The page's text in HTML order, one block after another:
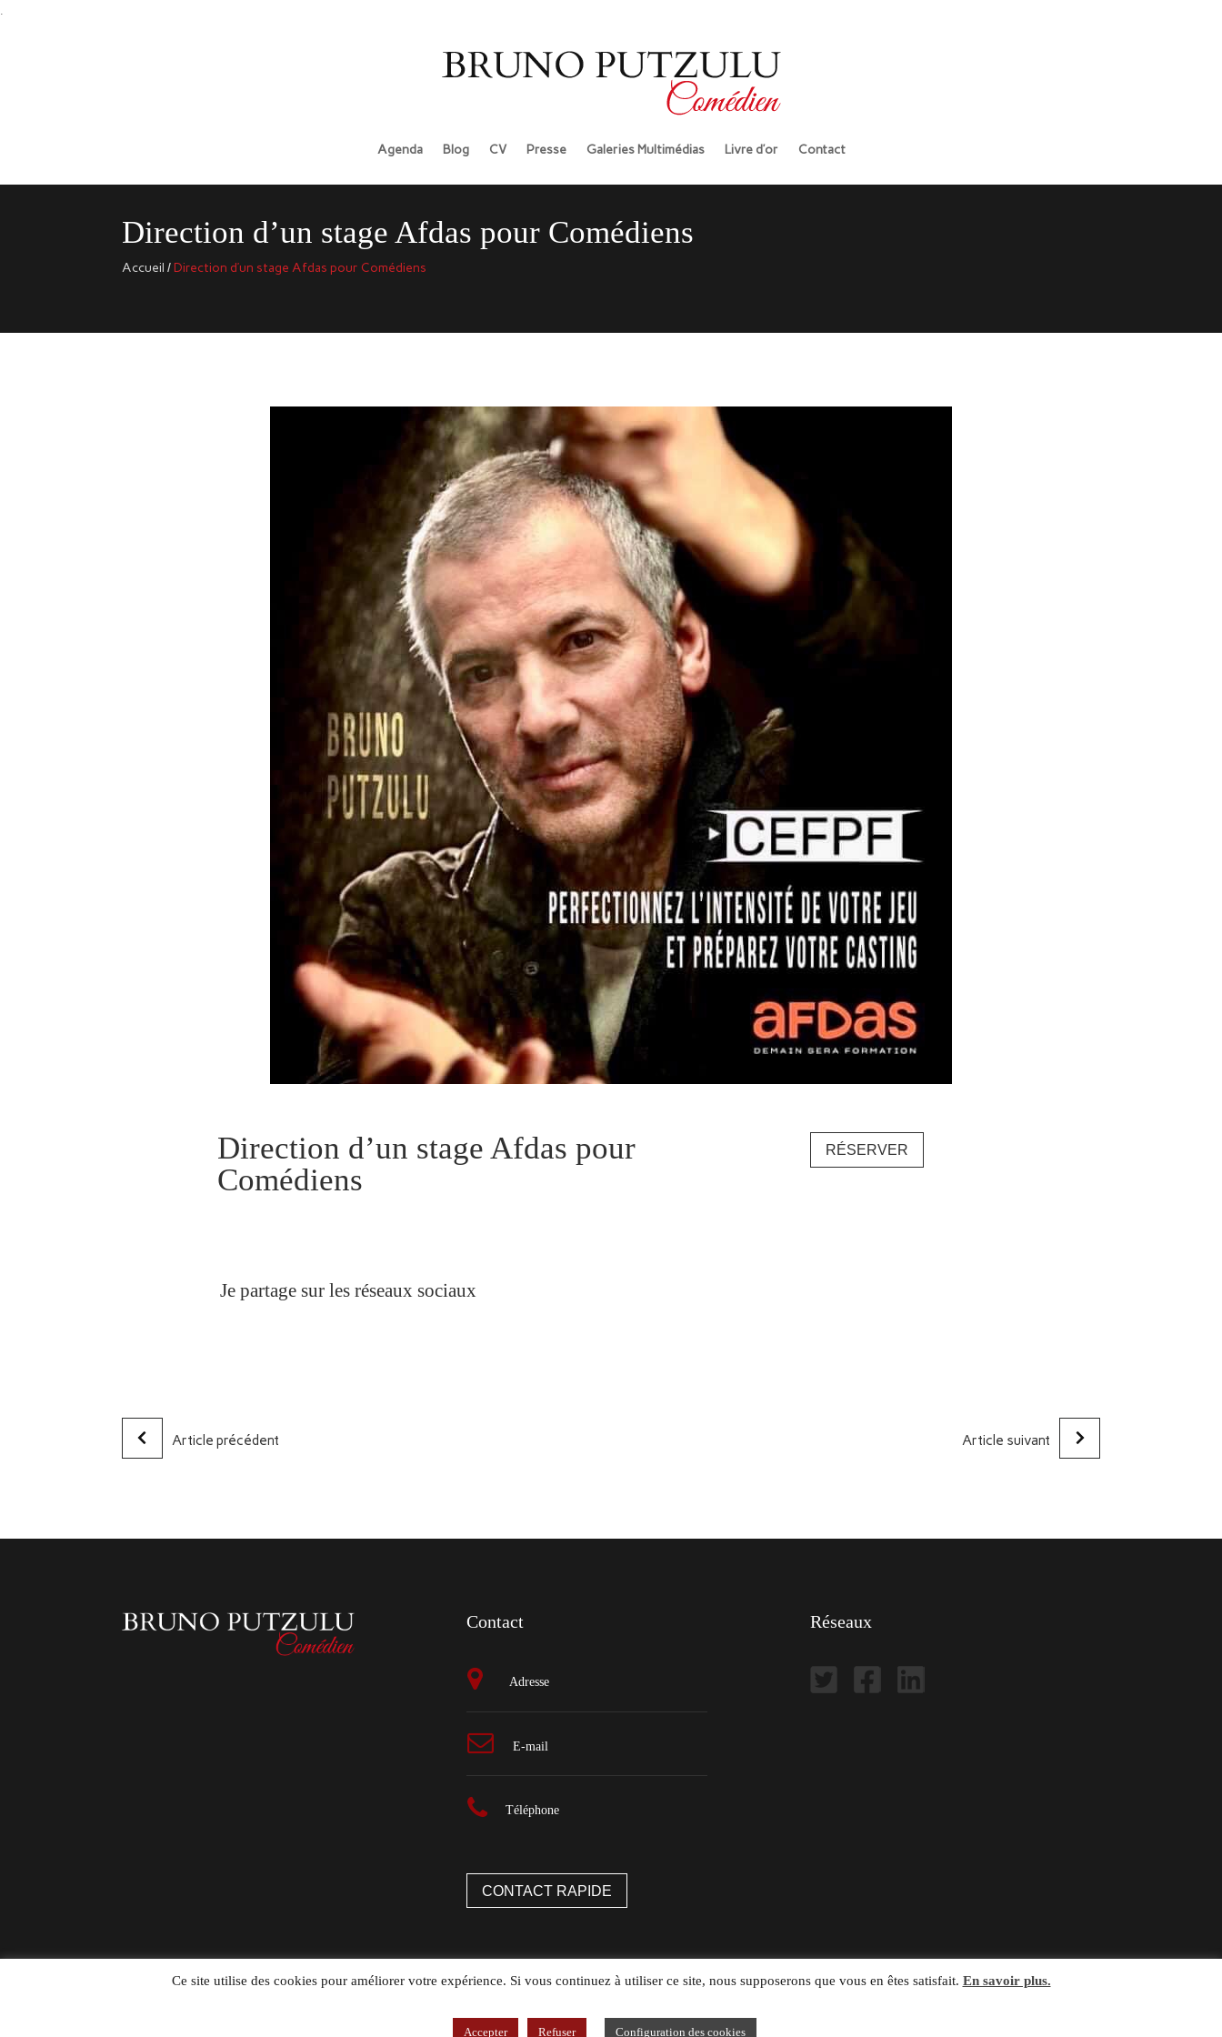
.
Agenda Blog CV Presse Galeries Multimédias Livre d’or Contact
Direction d’un stage Afdas pour Comédiens
Accueil /Direction d’un stage Afdas pour Comédiens
Direction d’un stage Afdas pour
Comédiens
RÉSERVER
Je partage sur les réseaux sociaux
Article précédent Article suivant
Contact
Adresse
E-mail
Téléphone
CONTACT RAPIDE
Réseaux
Ce site utilise des cookies pour améliorer votre expérience. Si vous continuez à utiliser ce site, nous supposerons que vous en êtes satisfait. En savoir plus.
Accepter Refuser Configuration des cookies